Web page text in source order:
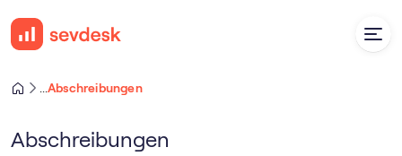
Abschreibungen
Abschreibungen